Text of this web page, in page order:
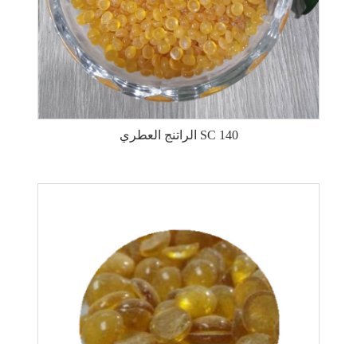
الراتنج العطري SC 140